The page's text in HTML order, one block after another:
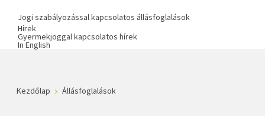
Jogi szabályozással kapcsolatos állásfoglalások
Hírek
Gyermekjoggal kapcsolatos hírek
In English
Kezdőlap Állásfoglalások